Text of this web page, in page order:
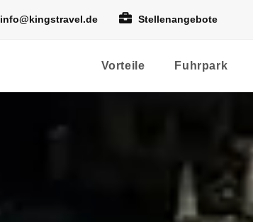
info@kingstravel.de Stellenangebote
Vorteile Fuhrpark